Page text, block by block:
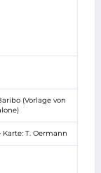
(Vorlage von
Karte: T. Oermann